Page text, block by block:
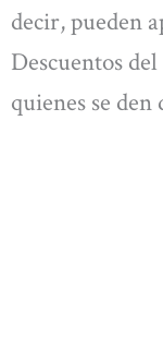
decir, pueden
Descuentos
quienes se den